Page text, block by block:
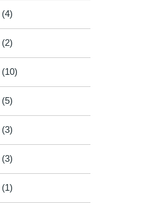
(4)
(2)
(10)
(5)
(3)
(3)
(1)